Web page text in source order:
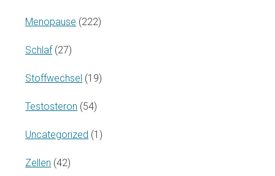
Menopause (222)
Schlaf(27)
Stoffwechsel (19)
Testosteron (54)
Uncategorized (1)
Zellen (42)